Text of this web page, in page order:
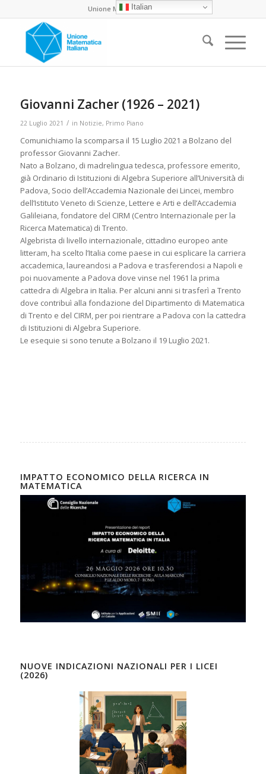
Unione Matematica Italiana
Giovanni Zacher (1926 – 2021)
22 Luglio 2021 / in Notizie, Primo Piano
Comunichiamo la scomparsa il 15 Luglio 2021 a Bolzano del
professor Giovanni Zacher.
Nato a Bolzano, di madrelingua tedesca, professore emerito,
già Ordinario di Istituzioni di Algebra Superiore all’Università di
Padova, Socio dell’Accademia Nazionale dei Lincei, membro
dell’Istituto Veneto di Scienze, Lettere e Arti e dell’Accademia
Galileiana, fondatore del CIRM (Centro Internazionale per la
Ricerca Matematica) di Trento.
Algebrista di livello internazionale, cittadino europeo ante
litteram, ha scelto l’Italia come paese in cui esplicare la carriera
accademica, laureandosi a Padova e trasferendosi a Napoli e
poi nuovamente a Padova dove vinse nel 1961 la prima
cattedra di Algebra in Italia. Per alcuni anni si trasferì a Trento
dove contribuì alla fondazione del Dipartimento di Matematica
di Trento e del CIRM, per poi rientrare a Padova con la cattedra
di Istituzioni di Algebra Superiore.
Le esequie si sono tenute a Bolzano il 19 Luglio 2021.
IMPATTO ECONOMICO DELLA RICERCA IN
MATEMATICA
NUOVE INDICAZIONI NAZIONALI PER I LICEI
(2026)
Italian